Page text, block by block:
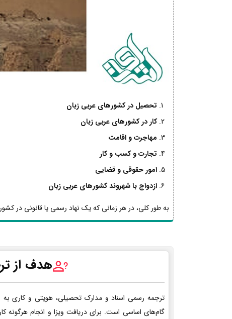
تحصیل در کشورهای عربی زبان
کار در کشورهای عربی زبان
مهاجرت و اقامت
تجارت و کسب و کار
امور حقوقی و قضایی
ازدواج با شهروند کشورهای عربی زبان
به طور کلی، در هر زمانی که یک نهاد رسمی یا قانونی در
هدف از
ترجمه رسمی اسناد و مدارک تحصیلی، هویتی و کاری
گام‌های اساسی است. برای دریافت ویزا و انجام هرگونه